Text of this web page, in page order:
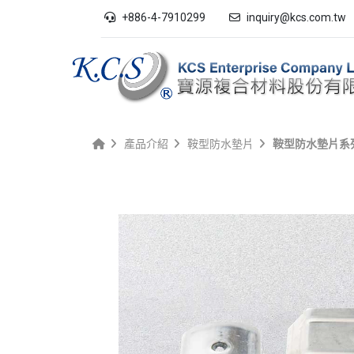
+886-4-7910299 inquiry@kcs.com.tw
產品介紹 鞍型防水墊片 鞍型防水墊片系